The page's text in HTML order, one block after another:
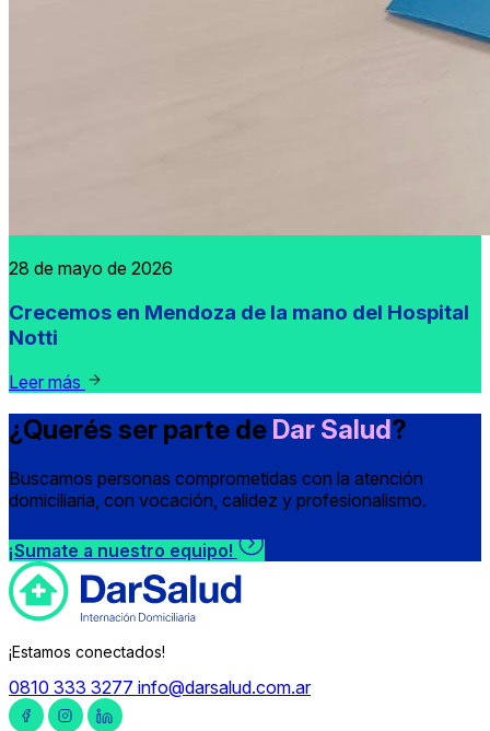
28 de mayo de 2026
Crecemos en Mendoza de la mano del Hospital
Notti
Leer más
¿Querés ser parte de Dar Salud?
Buscamos personas comprometidas con la atención
domiciliaria, con vocación, calidez y profesionalismo.
¡Sumate a nuestro equipo!
¡Estamos conectados!
0810 333 3277 info@darsalud.com.ar